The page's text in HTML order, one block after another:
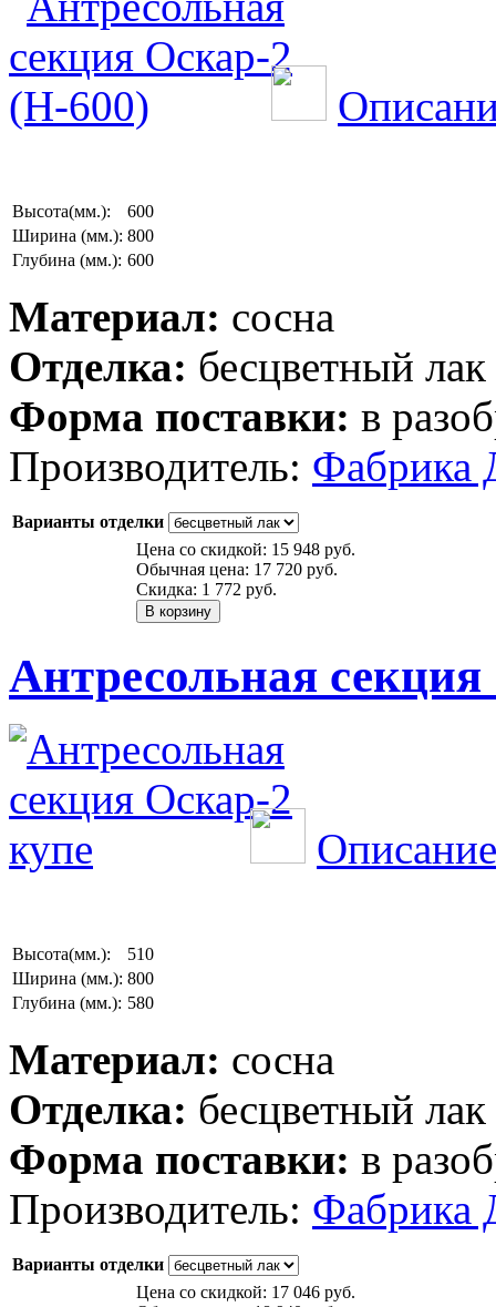
Высота(мм.):
600
Ширина (мм.): 800
Глубина (мм.): 600
Материал: сосна
Отделка: бесцветный лак
Форма поставки: в
Производитель: Фабрика
Варианты отделки
Цена со скидкой: 15 948 руб.
Обычная цена: 17 720 руб.
Скидка: 1 772 руб.
Антресольная
Высота(мм.):
510
Ширина (мм.): 800
Глубина (мм.): 580
Материал: сосна
Отделка: бесцветный лак
Форма поставки: в
Производитель: Фабрика
Варианты отделки
Цена со скидкой: 17 046 руб.